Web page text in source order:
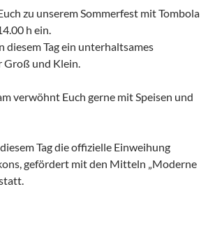
zu unserem Sommerfest mit Tombola
h ein.
diesem Tag ein unterhaltsames
Groß und Klein.
verwöhnt Euch gerne mit Speisen und
Tag die offizielle Einweihung
gefördert mit den Mitteln „Moderne